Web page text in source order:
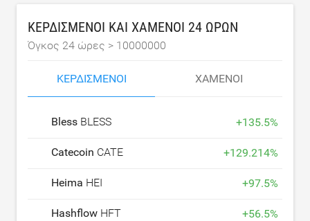
ΚΕΡΔΙΣΜΈΝΟΙ ΚΑΙ ΧΑΜΈΝΟΙ 24 ΩΡΏΝ
Όγκος 24 ώρες > 10000000
ΚΕΡΔΙΣΜΈΝΟΙ ΧΑΜΈΝΟΙ
Bless BLESS +135.5%
Catecoin CATE +129.214%
Heima HEI +97.5%
Hashflow HFT +56.5%